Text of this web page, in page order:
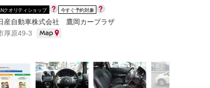
クオリティショップ 今すぐ予約対象
産自動車株式会社 鷹岡カープラザ
厚原49-3